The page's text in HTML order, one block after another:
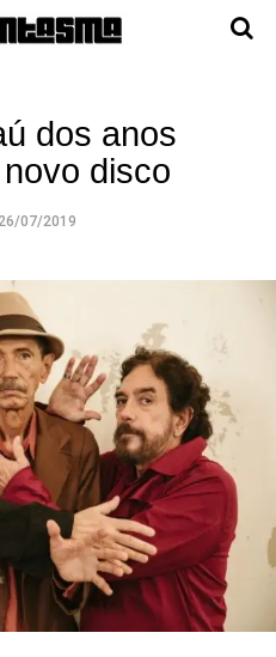
dos anos
disco
07/2019